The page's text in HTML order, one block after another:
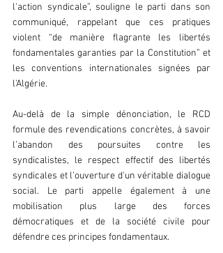
l'action syndicale”, souligne le parti dans son
communiqué, rappelant que ces pratiques
violent “de manière flagrante les libertés
fondamentales garanties par la Constitution” et
les conventions internationales signées par
l'Algérie.
Au-delà de la simple dénonciation, le RCD
formule des revendications concrètes, à savoir
l’abandon des poursuites contre les
syndicalistes, le respect effectif des libertés
syndicales et l’ouverture d'un véritable dialogue
social. Le parti appelle également à une
mobilisation plus large des forces
démocratiques et de la société civile pour
défendre ces principes fondamentaux.